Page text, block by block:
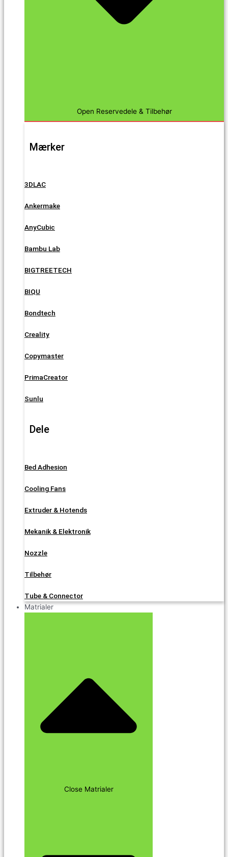
Open Reservedele & Tilbehør
Mærker
3DLAC
Ankermake
AnyCubic
Bambu Lab
BIGTREETECH
BIQU
Bondtech
Creality
Copymaster
PrimaCreator
Sunlu
Dele
Bed Adhesion
Cooling Fans
Extruder & Hotends
Mekanik & Elektronik
Nozzle
Tilbehør
Tube & Connector
Matrialer
Close Matrialer